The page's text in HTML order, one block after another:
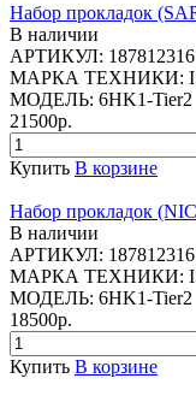
Набор прокладок
В наличии
АРТИКУЛ:
МАРКА ТЕХНИКИ:
МОДЕЛЬ: 6HK1-Tier2
21500р.
Купить В корзине
Набор прокладок
В наличии
АРТИКУЛ:
МАРКА ТЕХНИКИ:
МОДЕЛЬ: 6HK1-Tier2
18500р.
Купить В корзине